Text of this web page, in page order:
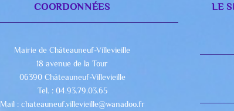
COORDONNÉES
Mairie de Châteauneuf-Villevieille
18 avenue de la Tour
06390 Châteauneuf-Villevieille
Tel. : 04.93.79.03.65
Mail : chateauneuf.villevieille@wanadoo.fr
LE